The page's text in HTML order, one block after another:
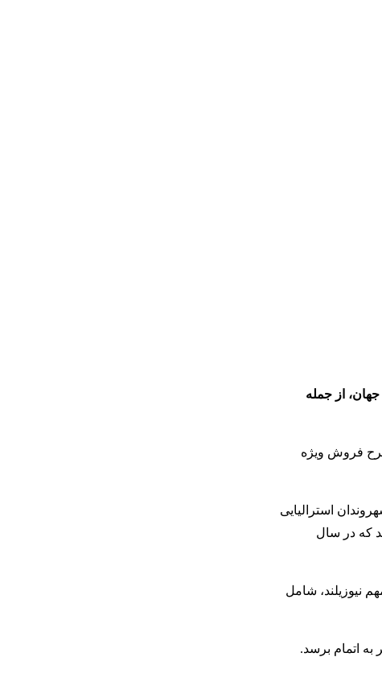
را دارند تا با کمترین هزینه پرواز، به ۲۷ مقصد محبوب جهان، از جمله
فروش ویژه
استرالیایی
یادآور شد که در سال
به سه شهر مهم نیوزیلند، شامل